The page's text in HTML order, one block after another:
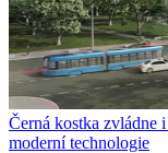
Černá kostka zvládne
moderní technologie